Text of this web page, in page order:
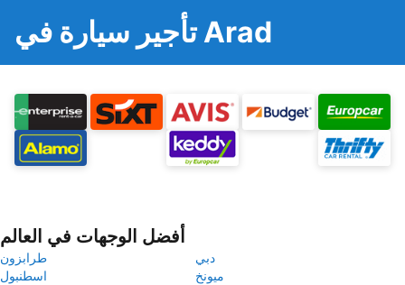
تأجير سيارة في Arad
أفضل الوجهات في العالم
طرابزون
دبي
اسطنبول
ميونخ